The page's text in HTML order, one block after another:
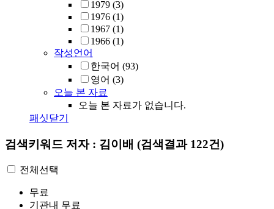
1979 (3)
1976 (1)
1967 (1)
1966 (1)
작성언어
한국어 (93)
영어 (3)
오늘 본 자료
오늘 본 자료가 없습니다.
패싯닫기
검색키워드 저자 : 김이배 (검색결과 122건)
전체선택
무료
기관내 무료